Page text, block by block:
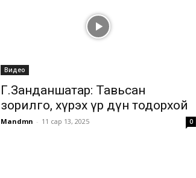
Видео
Г.Занданшатар: Тавьсан
зорилго, хүрэх үр дүн тодорхой
Mandmn - 11 сар 13, 2025 0